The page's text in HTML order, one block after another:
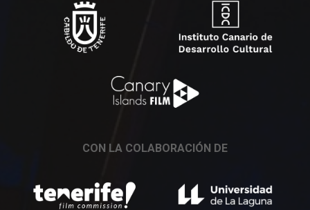
CON LA COLABORACIÓN DE